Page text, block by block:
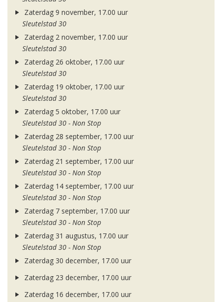
Zaterdag 9 november, 17.00 uur
Sleutelstad 30
Zaterdag 2 november, 17.00 uur
Sleutelstad 30
Zaterdag 26 oktober, 17.00 uur
Sleutelstad 30
Zaterdag 19 oktober, 17.00 uur
Sleutelstad 30
Zaterdag 5 oktober, 17.00 uur
Sleutelstad 30 - Non Stop
Zaterdag 28 september, 17.00 uur
Sleutelstad 30 - Non Stop
Zaterdag 21 september, 17.00 uur
Sleutelstad 30 - Non Stop
Zaterdag 14 september, 17.00 uur
Sleutelstad 30 - Non Stop
Zaterdag 7 september, 17.00 uur
Sleutelstad 30 - Non Stop
Zaterdag 31 augustus, 17.00 uur
Sleutelstad 30 - Non Stop
Zaterdag 30 december, 17.00 uur
Zaterdag 23 december, 17.00 uur
Zaterdag 16 december, 17.00 uur